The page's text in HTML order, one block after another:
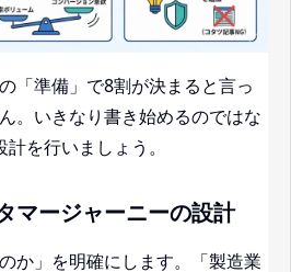
「準備」で8割が決まると言っ
。いきなり書き始めるのではな
を行いましょう。
マージャーニーの設計
か」を明確にします。「製造業